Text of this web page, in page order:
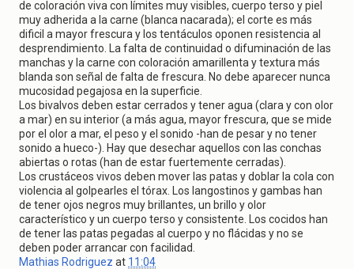
de coloración viva con límites muy visibles, cuerpo terso y piel
muy adherida a la carne (blanca nacarada); el corte es más
dificil a mayor frescura y los tentáculos oponen resistencia al
desprendimiento. La falta de continuidad o difuminación de las
manchas y la carne con coloración amarillenta y textura más
blanda son señal de falta de frescura. No debe aparecer nunca
mucosidad pegajosa en la superficie.
Los bivalvos deben estar cerrados y tener agua (clara y con olor
a mar) en su interior (a más agua, mayor frescura, que se mide
por el olor a mar, el peso y el sonido -han de pesar y no tener
sonido a hueco-). Hay que desechar aquellos con las conchas
abiertas o rotas (han de estar fuertemente cerradas).
Los crustáceos vivos deben mover las patas y doblar la cola con
violencia al golpearles el tórax. Los langostinos y gambas han
de tener ojos negros muy brillantes, un brillo y olor
característico y un cuerpo terso y consistente. Los cocidos han
de tener las patas pegadas al cuerpo y no flácidas y no se
deben poder arrancar con facilidad.
Mathias Rodriguez at 11:04